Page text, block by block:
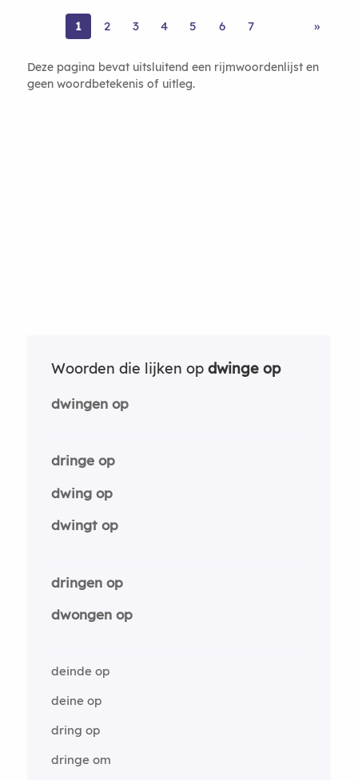
1 2 3 4 5 6 7 »
Deze pagina bevat uitsluitend een rijmwoordenlijst en
geen woordbetekenis of uitleg.
Woorden die lijken op dwinge op
dwingen op
dringe op
dwing op
dwingt op
dringen op
dwongen op
deinde op
deine op
dring op
dringe om